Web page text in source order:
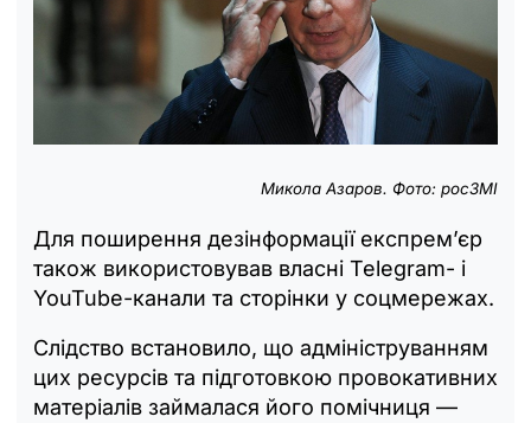
Микола Азаров. Фото: росЗМІ
Для поширення дезінформації експрем’єр
також використовував власні Telegram- і
YouTube-канали та сторінки у соцмережах.
Слідство встановило, що адмініструванням
цих ресурсів та підготовкою провокативних
матеріалів займалася його помічниця —